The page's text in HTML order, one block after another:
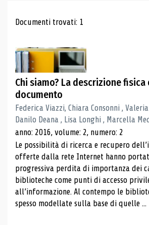
Risultati di ricerca
Documenti trovati: 1
Chi siamo? La descrizione
documento
Federica Viazzi, Chiara Consonni ,
Danilo Deana , Lisa Longhi , Marcella
anno: 2016, volume: 2, numero: 2
Le possibilità di ricerca e recupero
offerte dalla rete Internet hanno
progressiva perdita di importanza dei
biblioteche come punti di accesso
all’informazione. Al contempo le
spesso modellate sulla base di quelle ...